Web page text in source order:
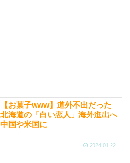
【お菓子www】道外不出だった
北海道の「白い恋人」海外進出へ
中国や米国に
2024.01.22